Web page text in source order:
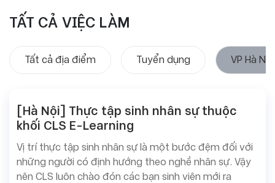
TẤT CẢ VIỆC LÀM
Tất cả địa điểm Tuyển dụng VP Hà Nội
[Hà Nội] Thực tập sinh nhân sự thuộc
khối CLS E-Learning
Vị trí thực tập sinh nhân sự là một bước đệm đối với
những người có định hướng theo nghề nhân sự. Vậy
nên CLS luôn chào đón các bạn sinh viên mới ra